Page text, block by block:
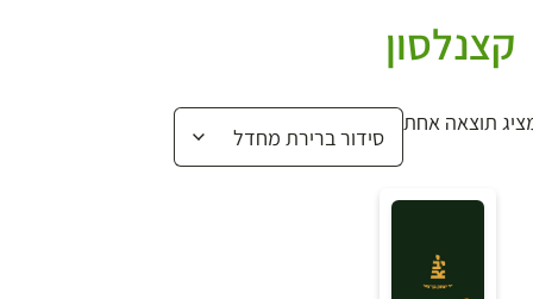
קצנלסון
תוצאה אחת